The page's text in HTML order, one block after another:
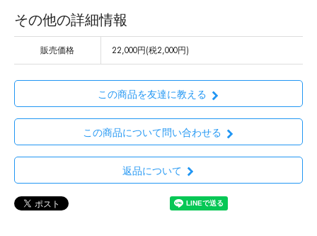
その他の詳細情報
販売価格 22,000円(税2,000円)
この商品を友達に教える
この商品について問い合わせる
返品について